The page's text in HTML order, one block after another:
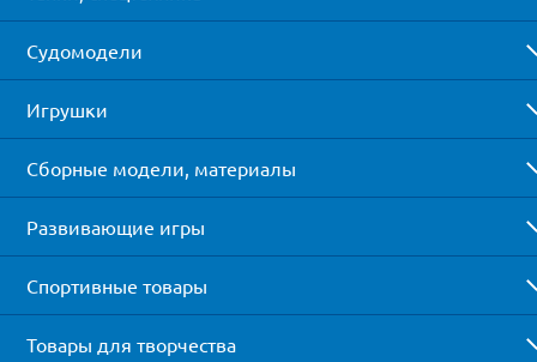
Судомодели
Игрушки
Сборные модели, материалы
Развивающие игры
Спортивные товары
Товары для творчества